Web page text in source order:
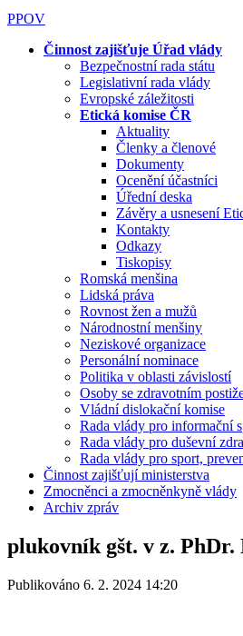
PPOV
Činnost zajišťuje Úřad vlády
Bezpečnostní rada státu
Legislativní rada vlády
Evropské záležitosti
Etická komise ČR
Aktuality
Členky a členové
Dokumenty
Ocenění účastníci
Úřední deska
Závěry a usnesení
Kontakty
Odkazy
Tiskopisy
Romská menšina
Lidská práva
Rovnost žen a mužů
Národnostní menšiny
Neziskové organizace
Personální nominace
Politika v oblasti závislostí
Osoby se zdravotním
Vládní dislokační komise
Rada vlády pro informační
Rada vlády pro duševní
Rada vlády pro sport,
Činnost zajišťují ministerstva
Zmocněnci a zmocněnkyně vlády
Archiv zpráv
plukovník gšt. v z.
Publikováno 6. 2. 2024 14:20